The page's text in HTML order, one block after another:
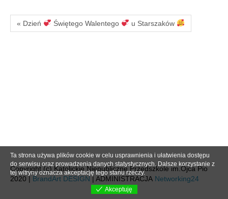
« Dzień Świętego Walentego u Starszaków
Copyright (c) Katolickie Niepubliczne Przedszkole im.Ojca Pio
2020 | BrandArt DESIGN | ADMINISTRACJA Networking24
Ta strona używa plików cookie w celu usprawnienia i ułatwienia dostępu
do serwisu oraz prowadzenia danych statystycznych. Dalsze korzystanie z
tej witryny oznacza akceptację tego stanu rzeczy.
Akceptuję